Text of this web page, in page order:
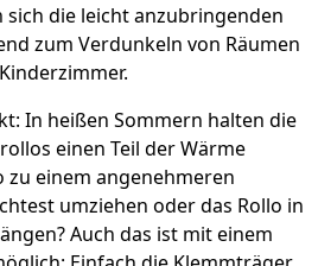
die leicht anzubringenden
zum Verdunkeln von Räumen
In heißen Sommern halten die
einen Teil der Wärme
einem angenehmeren
umziehen oder das Rollo in
Auch das ist mit einem